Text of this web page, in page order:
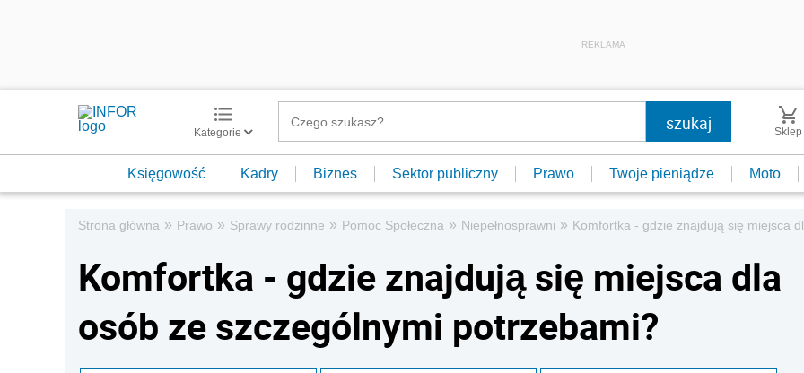
REKLAMA
Kategorie Sklep
Księgowość Kadry Biznes Sektor publiczny Prawo Twoje pieniądze Moto
Strona główna » Prawo » Sprawy rodzinne » Pomoc Społeczna » Niepełnosprawni » Komfortka - gdzie znajdują się miejsca
Komfortka - gdzie znajdują się miejsca dla
osób ze szczególnymi potrzebami?